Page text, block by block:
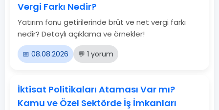
Vergi Farkı Nedir?
Yatırım fonu getirilerinde brüt ve net vergi farkı
nedir? Detaylı açıklama ve örnekler!
📅 08.08.2026 💬 1 yorum
İktisat Politikaları Ataması Var mı?
Kamu ve Özel Sektörde İş İmkanları